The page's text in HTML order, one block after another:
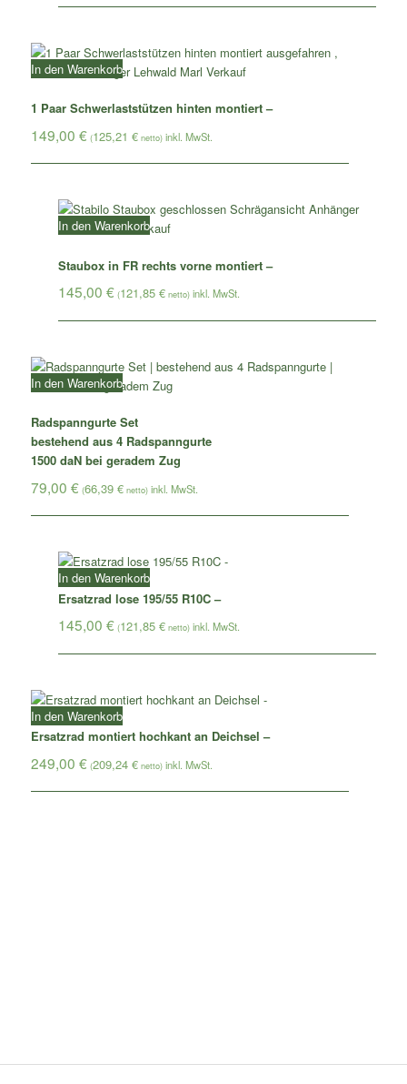
1 Paar Schwerlaststützen hinten montiert –
149,00€ (125,21€ netto)
In den Warenkorb
Staubox in FR rechts vorne montiert –
145,00 € (121,85 €netto)
In den Warenkorb
Radspanngurte Set
bestehend aus 4 Radspanngurte
1500 daN bei geradem Zug
79,00€ (66,39€ netto)
In den Warenkorb
Ersatzrad lose 195/55 R10C –
145,00 € (121,85 €netto)
In den Warenkorb
Ersatzrad montiert hochkant an Deichsel –
249,00€ (209,24€ netto)
In den Warenkorb